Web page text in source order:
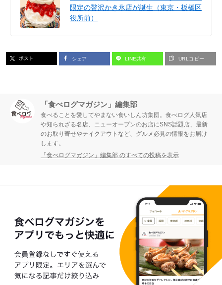
限定の贅沢かき氷店が誕生（東京・板橋区
役所前）
ポスト シェア LINE共有 URLコピー
「食べログマガジン」編集部
食べることを愛してやまない食いしん坊集団。食べログ人気店
や知られざる名店、ニューオープンのお店にSNS話題店、最新
のお取り寄せやテイクアウトなど、グルメ必見の情報をお届け
します。
「食べログマガジン」編集部 のすべての投稿を表示